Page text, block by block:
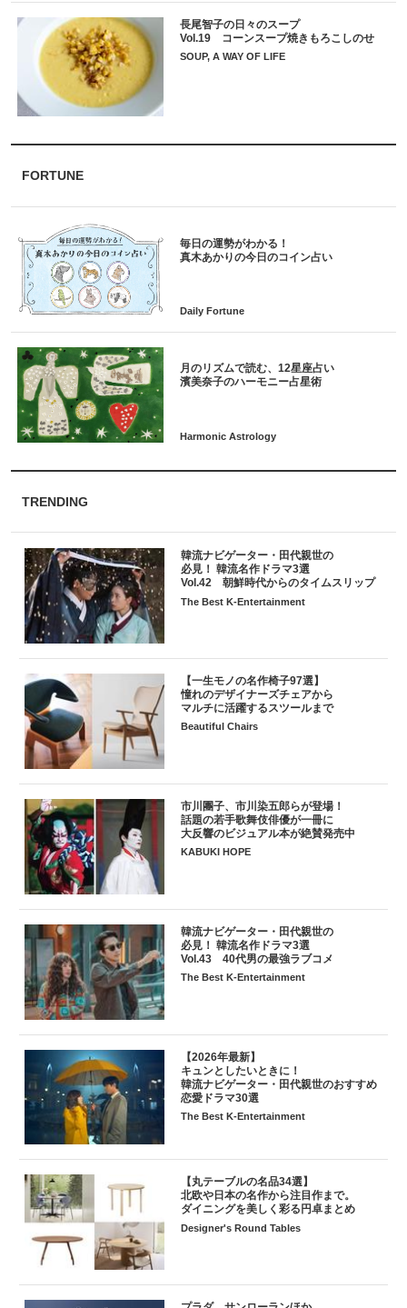
長尾智子の日々のスープ
Vol.19 コーンスープ焼きもろこしのせ
SOUP, A WAY OF LIFE
FORTUNE
毎日の運勢がわかる！
月のリズムで読む、12星座占い
TRENDING
韓流ナビゲーター・田代親世の
必見！ 韓流名作ドラマ3選
Vol.42 朝鮮時代からのタイムスリップ
The Best K-Entertainment
【一生モノの名作椅子97選】
憧れのデザイナーズチェアから
マルチに活躍するスツールまで
Beautiful Chairs
市川團子、市川染五郎らが登場！
話題の若手歌舞伎俳優が一冊に
大反響のビジュアル本が絶賛発売中
KABUKI HOPE
韓流ナビゲーター・田代親世の
必見！ 韓流名作ドラマ3選
Vol.43 40代男の最強ラブコメ
The Best K-Entertainment
【2026年最新】
キュンとしたいときに！
韓流ナビゲーター・田代親世のおすすめ
恋愛ドラマ30選
The Best K-Entertainment
【丸テーブルの名品34選】
北欧や日本の名作から注目作まで。
ダイニングを美しく彩る円卓まとめ
Designer's Round Tables